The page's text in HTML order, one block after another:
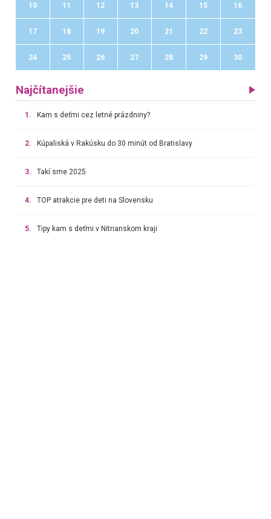
10 11 12 13 14 15 16
17 18 19 20 21 22 23
24 25 26 27 28 29 30
Najčítanejšie
1. Kam s deťmi cez letné prázdniny?
2. Kúpaliská v Rakúsku do 30 minút od Bratislavy
3. Takí sme 2025
4. TOP atrakcie pre deti na Slovensku
5. Tipy kam s deťmi v Nitrianskom kraji